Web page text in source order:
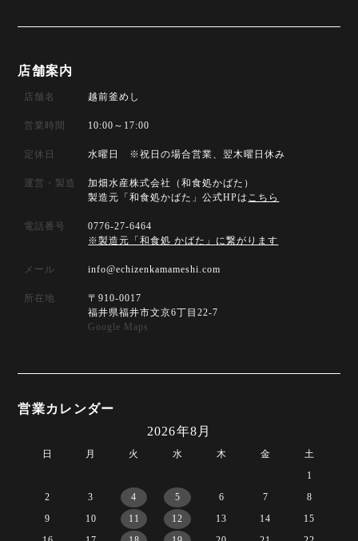
店舗案内
店舗名 越前釜めし
営業時間 10:00～17:00
定休日 水曜日 ※祝日の場合営業、翌木曜日休み
運営・製造
加畑水産株式会社（和食処かばた）
製造元「和食処かばた」公式HPは こちら
電話番号
0776-27-6464
※製造元「和食処 かばた」に繋がります
メール info@echizenkamameshi.com
所在地
〒910-0017
福井県福井市文京6丁目22-7
Google Maps
営業カレンダー
2026年8月
日 月 火 水 木 金
土
1
2
3 4 5 6 7
8
9
10 11 12 13 14
15